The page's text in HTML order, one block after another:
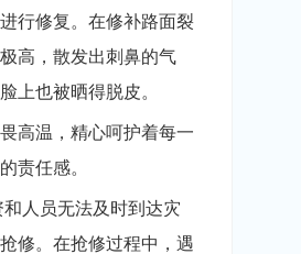
行修复。在修补路面裂
高，散发出刺鼻的气
上也被晒得脱皮。
高温，精心呵护着每一
责任感。
人员无法及时到达灾
修。在抢修过程中，遇